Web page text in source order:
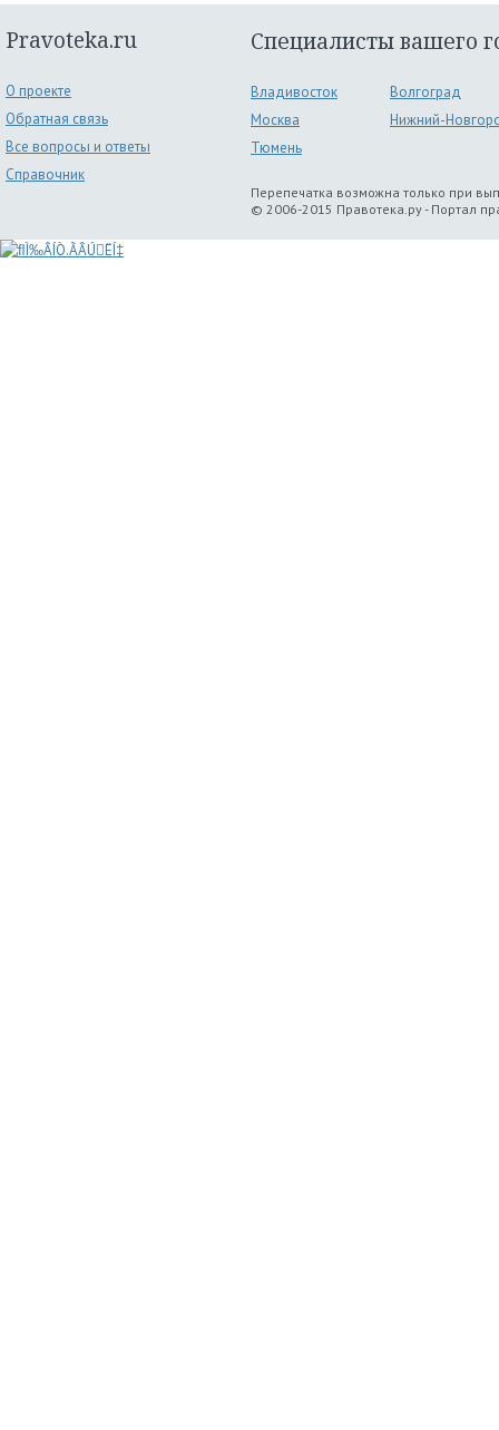
Pravoteka.ru
О проекте
Обратная связь
Все вопросы и ответы
Справочник
Специалисты вашего
Владивосток
Волгоград
Москва
Нижний-
Тюмень
Перепечатка возможна только при
© 2006-2015 Правотека.ру - Портал